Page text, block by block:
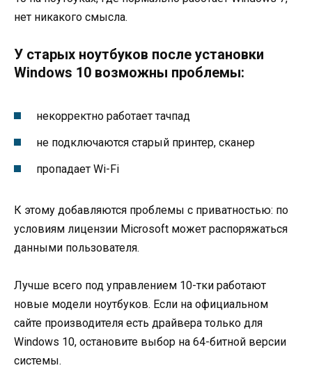
нет никакого смысла.
У старых ноутбуков после установки
Windows 10 возможны проблемы:
некорректно работает тачпад
не подключаются старый принтер, сканер
пропадает Wi-Fi
К этому добавляются проблемы с приватностью: по
условиям лицензии Microsoft может распоряжаться
данными пользователя.
Лучше всего под управлением 10-тки работают
новые модели ноутбуков. Если на официальном
сайте производителя есть драйвера только для
Windows 10, остановите выбор на 64-битной версии
системы.